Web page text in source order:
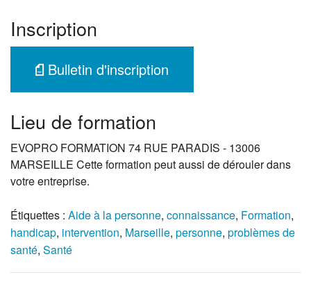
Inscription
Bulletin d'inscription
Lieu de formation
EVOPRO FORMATION 74 RUE PARADIS - 13006
MARSEILLE Cette formation peut aussi de dérouler dans
votre entreprise.
Étiquettes : Aide à la personne, connaissance, Formation,
handicap, intervention, Marseille, personne, problèmes de
santé, Santé